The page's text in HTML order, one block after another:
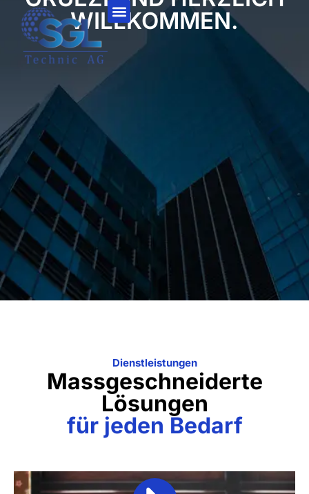
WILLKOMMEN.
Dienstleistungen
Massgeschneiderte
Lösungen
für jeden Bedarf